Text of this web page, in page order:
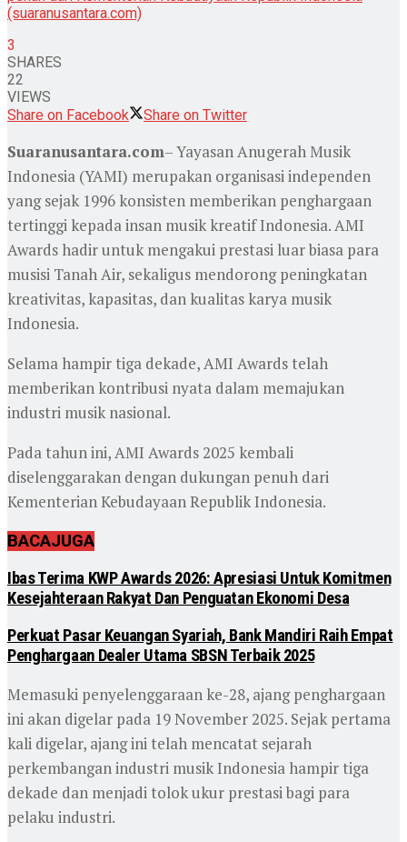
(suaranusantara.com)
3
SHARES
22
VIEWS
Share on Facebook
Share on Twitter
Suaranusantara.com– Yayasan Anugerah Musik
Indonesia (YAMI) merupakan organisasi independen
yang sejak 1996 konsisten memberikan penghargaan
tertinggi kepada insan musik kreatif Indonesia. AMI
Awards hadir untuk mengakui prestasi luar biasa para
musisi Tanah Air, sekaligus mendorong peningkatan
kreativitas, kapasitas, dan kualitas karya musik
Indonesia.
Selama hampir tiga dekade, AMI Awards telah
memberikan kontribusi nyata dalam memajukan
industri musik nasional.
Pada tahun ini, AMI Awards 2025 kembali
diselenggarakan dengan dukungan penuh dari
Kementerian Kebudayaan Republik Indonesia.
BACAJUGA
Ibas Terima KWP Awards 2026: Apresiasi Untuk Komitmen
Kesejahteraan Rakyat Dan Penguatan Ekonomi Desa
Perkuat Pasar Keuangan Syariah, Bank Mandiri Raih Empat
Penghargaan Dealer Utama SBSN Terbaik 2025
Memasuki penyelenggaraan ke-28, ajang penghargaan
ini akan digelar pada 19 November 2025. Sejak pertama
kali digelar, ajang ini telah mencatat sejarah
perkembangan industri musik Indonesia hampir tiga
dekade dan menjadi tolok ukur prestasi bagi para
pelaku industri.